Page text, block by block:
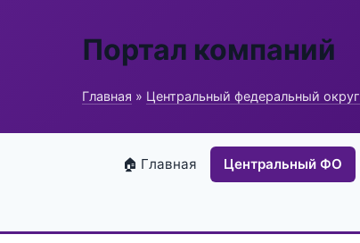
Портал компаний
Главная » Центральный федеральный округ
🏠 Главная Центральный ФО